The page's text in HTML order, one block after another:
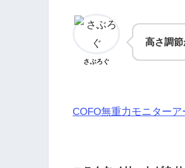
さぶろぐ
高さ調
COFO無重力モニターア